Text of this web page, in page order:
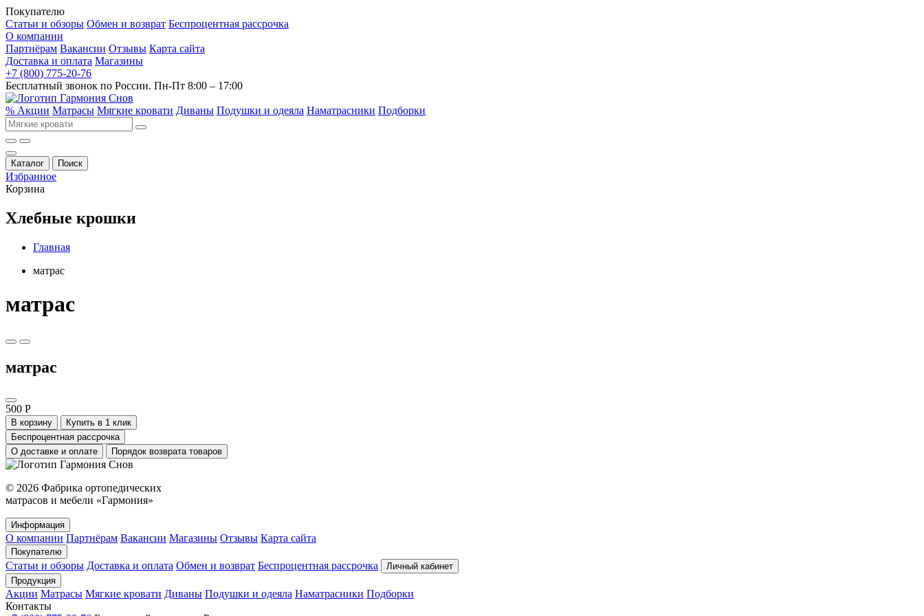
Покупателю
Статьи и обзоры Обмен и возврат Беспроцентная рассрочка
О компании
Партнёрам Вакансии Отзывы Карта сайта
Доставка и оплата Магазины
+7 (800) 775-20-76
Бесплатный звонок по России. Пн-Пт 8:00 – 17:00
% Акции Матрасы Мягкие кровати Диваны Подушки и одеяла Наматрасники Подборки
Каталог Поиск
Избранное
Корзина
Хлебные крошки
Главная
матрас
матрас
матрас
500 Р
В корзину
Купить в 1 клик
Беспроцентная рассрочка
О доставке и оплате
Порядок возврата товаров
© 2026 Фабрика ортопедических
матрасов и мебели «Гармония»
Информация
О компании Партнёрам Вакансии Магазины Отзывы Карта сайта
Покупателю
Статьи и обзоры Доставка и оплата Обмен и возврат Беспроцентная рассрочка
Личный кабинет
Продукция
Акции Матрасы Мягкие кровати Диваны Подушки и одеяла Наматрасники Подборки
Контакты